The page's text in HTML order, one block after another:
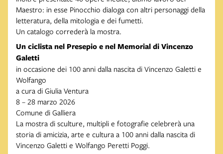
Maestro: in esse Pinocchio dialoga con altri personaggi della
letteratura, della mitologia e dei fumetti.
Un catalogo correderà la mostra.
Un ciclista nel Presepio e nel Memorial di Vincenzo
Galetti
in occasione dei 100 anni dalla nascita di Vincenzo Galetti e
Wolfango
a cura di Giulia Ventura
8 – 28 marzo 2026
Comune di Galliera
La mostra di sculture, multipli e fotografie celebrerà una
storia di amicizia, arte e cultura a 100 anni dalla nascita di
Vincenzo Galetti e Wolfango Peretti Poggi.